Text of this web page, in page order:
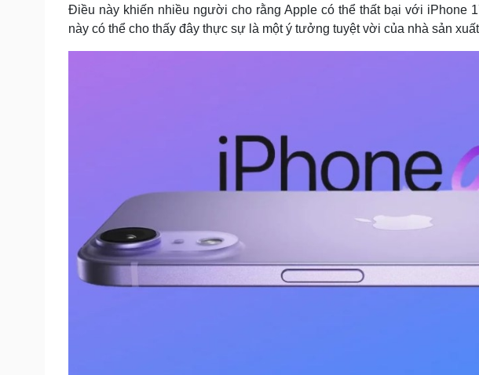
Tư vấn luật
Phân tích
Thế giới thể thao
eSports
Hậu trường
Ăn sạch sống khỏe
Cải chính
Điều này khiến nhiều người cho rằng Apple có thể thất bại với iPhone
này có thể cho thấy đây thực sự là một ý tưởng tuyệt vời của nhà sản